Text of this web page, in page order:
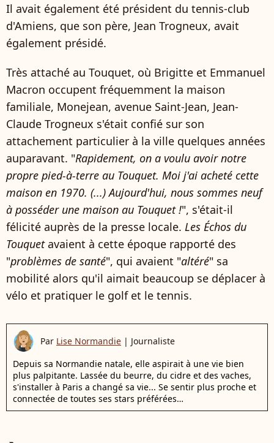
Il avait également été président du tennis-club
d'Amiens, que son père, Jean Trogneux, avait
également présidé.
Très attaché au Touquet, où Brigitte et Emmanuel
Macron occupent fréquemment la maison
familiale, Monejean, avenue Saint-Jean, Jean-
Claude Trogneux s'était confié sur son
attachement particulier à la ville quelques années
auparavant. "Rapidement, on a voulu avoir notre
propre pied-à-terre au Touquet. Moi j'ai acheté cette
maison en 1970. (...)Aujourd'hui, nous sommes neuf
à posséder une maison au Touquet !", s'était-il
félicité auprès de la presse locale. Les Échos du
Touquetavaient à cette époque rapporté des
"problèmes de santé", qui avaient "altéré" sa
mobilité alors qu'il aimait beaucoup se déplacer à
vélo et pratiquer le golf et le tennis.
Par Lise Normandie | Journaliste
Depuis sa Normandie natale, elle aspirait à une vie bien
plus palpitante. Lassée du beurre, du cidre et des vaches,
s'installer à Paris a changé sa vie... Se sentir plus proche et
connectée de toutes ses stars préférées…